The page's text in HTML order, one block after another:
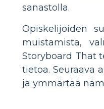
sanastolla.
Opiskelijoiden
muistamista,
Storyboard That
tietoa. Seuraava
ja ymmärtää